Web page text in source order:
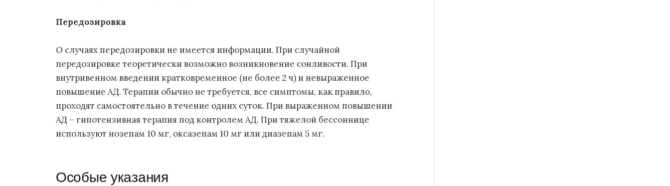
Передозировка
О случаях передозировки не имеется информации. При случайной
передозировке теоретически возможно возникновение сонливости. При
внутривенном введении кратковременное (не более 2 ч) и невыраженное
повышение АД. Терапии обычно не требуется, все симптомы, как правило,
проходят самостоятельно в течение одних суток. При выраженном повышении
АД – гипотензивная терапия под контролем АД. При тяжелой бессоннице
используют нозепам 10 мг, оксазепам 10 мг или диазепам 5 мг.
Особые указания